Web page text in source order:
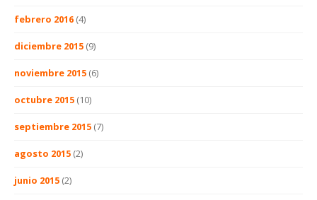
febrero 2016 (4)
diciembre 2015 (9)
noviembre 2015 (6)
octubre 2015 (10)
septiembre 2015 (7)
agosto 2015 (2)
junio 2015 (2)